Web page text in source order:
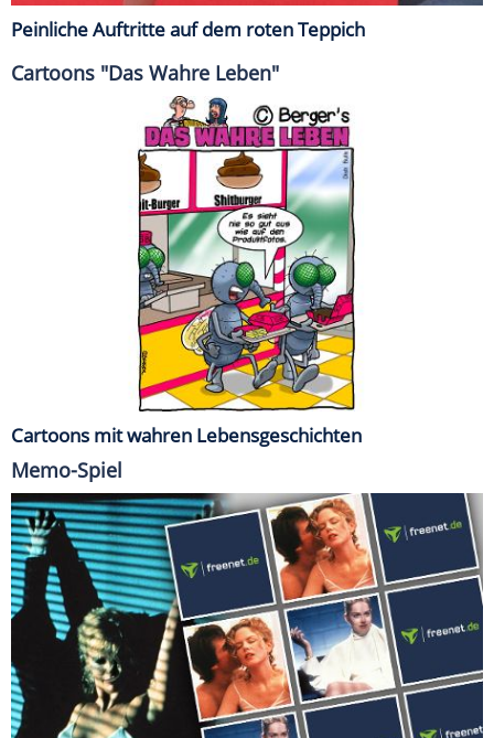
Peinliche Auftritte auf dem roten Teppich
Cartoons "Das Wahre Leben"
Cartoons mit wahren Lebensgeschichten
Memo-Spiel